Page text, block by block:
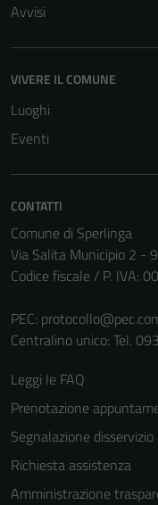
Avvisi
VIVERE IL COMUNE
Luoghi
Eventi
CONTATTI
Comune di Sperlinga
Via Salita Municipio 2 -
Codice fiscale / P. IVA:
PEC:
Centralino unico: Tel.
Leggi le FAQ
Prenotazione
Segnalazione disservizio
Richiesta assistenza
Amministrazione